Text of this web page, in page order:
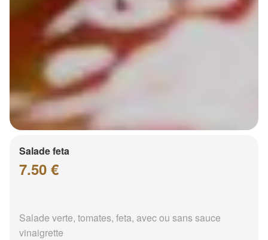
Salade feta
7.50 €
Salade verte, tomates, feta, avec ou sans sauce
vinaigrette